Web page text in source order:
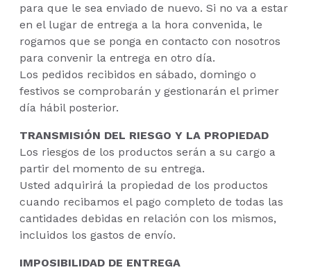
para que le sea enviado de nuevo. Si no va a estar
en el lugar de entrega a la hora convenida, le
rogamos que se ponga en contacto con nosotros
para convenir la entrega en otro día.
Los pedidos recibidos en sábado, domingo o
festivos se comprobarán y gestionarán el primer
día hábil posterior.
TRANSMISIÓN DEL RIESGO Y LA PROPIEDAD
Los riesgos de los productos serán a su cargo a
partir del momento de su entrega.
Usted adquirirá la propiedad de los productos
cuando recibamos el pago completo de todas las
cantidades debidas en relación con los mismos,
incluidos los gastos de envío.
IMPOSIBILIDAD DE ENTREGA